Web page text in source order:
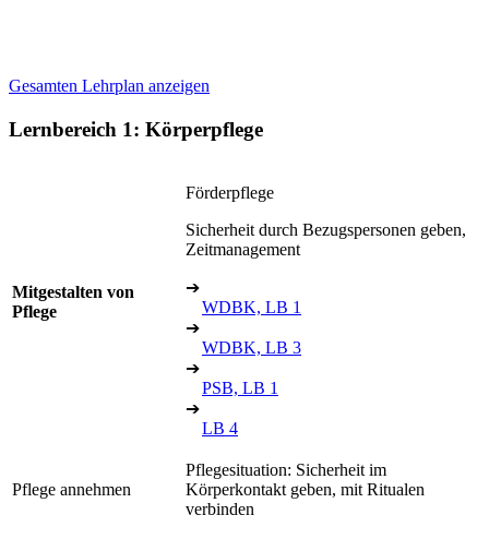
Gesamten Lehrplan anzeigen
Lernbereich 1: Körperpflege
Mitgestalten von
Pflege
Förderpflege
Sicherheit durch Bezugspersonen geben,
Zeitmanagement
➔
WDBK, LB 1
➔
WDBK, LB 3
➔
PSB, LB 1
➔
LB 4
Pflege annehmen
Pflegesituation: Sicherheit im
Körperkontakt geben, mit Ritualen
verbinden